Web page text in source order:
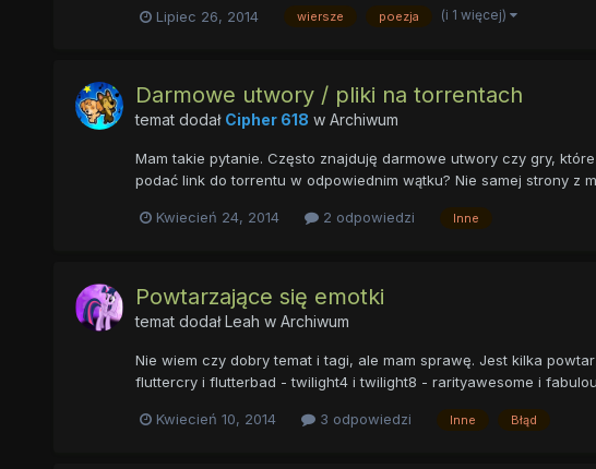
Lipiec 26, 2014 wiersze poezja (i 1 więcej)
Darmowe utwory / pliki na torrentach
temat dodał Cipher 618 w Archiwum
Mam takie pytanie. Często znajduję darmowe utwory czy gry,
podać link do torrentu w odpowiednim wątku? Nie samej strony z
Kwiecień 24, 2014 2 odpowiedzi Inne
Powtarzające się emotki
temat dodałLeah w Archiwum
Nie wiem czy dobry temat i tagi, ale mam sprawę. Jest kilka
fluttercry i flutterbad - twilight4 i twilight8 - rarityawesome i
Kwiecień 10, 2014 3 odpowiedzi Inne Błąd